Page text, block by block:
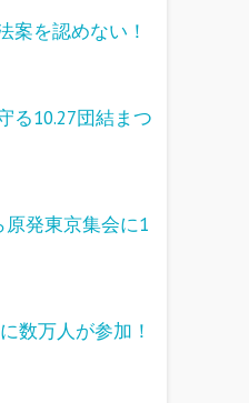
案を認めない！
る10.27団結まつ
発東京集会に1
数万人が参加！